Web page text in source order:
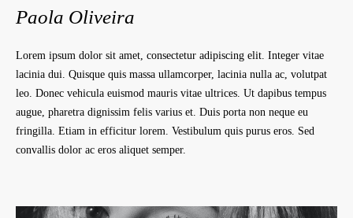
Paola Oliveira
Lorem ipsum dolor sit amet, consectetur adipiscing elit. Integer vitae
lacinia dui. Quisque quis massa ullamcorper, lacinia nulla ac, volutpat
leo. Donec vehicula euismod mauris vitae ultrices. Ut dapibus tempus
augue, pharetra dignissim felis varius et. Duis porta non neque eu
fringilla. Etiam in efficitur lorem. Vestibulum quis purus eros. Sed
convallis dolor ac eros aliquet semper.